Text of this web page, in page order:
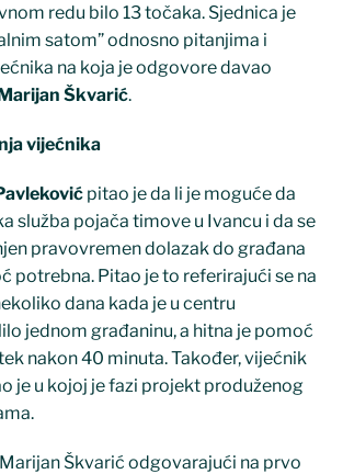
redu bilo 13 točaka. Sjednica je
satom” odnosno pitanjima i
na koja je odgovore davao
Škvarić.
vijećnika
pitao je da li je moguće da
služba pojača timove u Ivancu i da se
pravovremen dolazak do građana
potrebna. Pitao je to referirajući se na
dana kada je u centru
jednom građaninu, a hitna je pomoć
nakon 40 minuta. Također, vijećnik
je u kojoj je fazi projekt produženog
Škvarić odgovarajući na prvo